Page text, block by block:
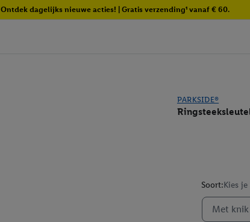
Ontdek dagelijks nieuwe acties! | Gratis verzending¹ vanaf € 60.
PARKSIDE®
Soort:Kies
Met